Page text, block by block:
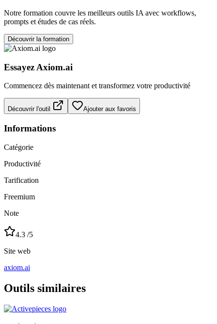
Notre formation couvre les meilleurs outils IA avec workflows,
prompts et études de cas réels.
Découvrir la formation
Essayez Axiom.ai
Commencez dès maintenant et transformez votre productivité
Découvrir l'outil Ajouter aux favoris
Informations
Catégorie
Productivité
Tarification
Freemium
Note
4.3 /5
Site web
axiom.ai
Outils similaires